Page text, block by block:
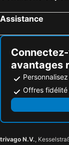
Assistance
avantages
Offres
trivago N.V.,